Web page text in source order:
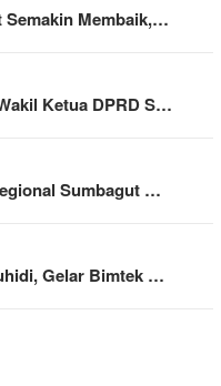
Membaik,…
Ketua DPRD S…
Sumbagut …
Gelar Bimtek …